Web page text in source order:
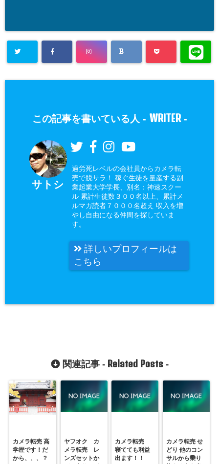
この記事を書いている人 - WRITER-
サトシ
過労死レベルの会社員からカメラ転
売で脱サラ！ 稼ぐ生徒を量産する副
業起業大学学長、別名：神速スクー
ル 累計生徒数３００名以上、累計メ
ルマガ読者７０００名超え 収入を増
やし自由になる仲間を探していま
す。
詳しいプロフィールは
こちら
関連記事 - Related Posts-
カメラ転売 高
学歴です！だ
から、、、？
ヤフオク カ
メラ転売 レ
ンズセットか
カメラ転売
寝てても利益
出ます！！
カメラ転売 せ
どり 他のコン
サルから乗り